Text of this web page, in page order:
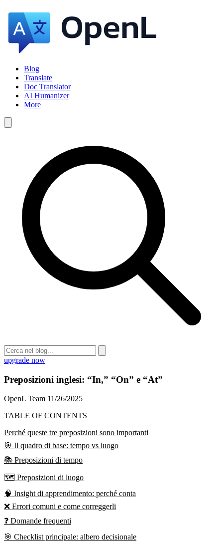
Blog
Translate
Doc Translator
AI Humanizer
More
upgrade now
Preposizioni inglesi: “In,” “On” e “At”
OpenL Team 11/26/2025
TABLE OF CONTENTS
Perché queste tre preposizioni sono importanti
🎯 Il quadro di base: tempo vs luogo
📚 Preposizioni di tempo
🗺️ Preposizioni di luogo
🧠 Insight di apprendimento: perché conta
❌ Errori comuni e come correggerli
❓ Domande frequenti
🎯 Checklist principale: albero decisionale